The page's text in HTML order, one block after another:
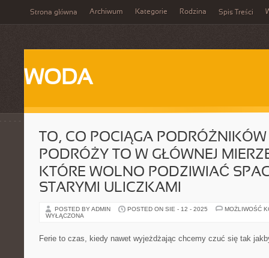
Strona główna Archiwum Kategorie Rodzina Spis Treści
WODA
TO, CO POCIĄGA
PODRÓŻY TO W GŁÓWNEJ
KTÓRE WOLNO PODZIWIAĆ
STARYMI ULICZKAMI
POSTED BY ADMIN POSTED ON SIE - 12 - 2025
MOŻLIWOŚĆ
WYŁĄCZONA
Ferie to czas, kiedy nawet wyjeżdżając chcemy czuć się tak